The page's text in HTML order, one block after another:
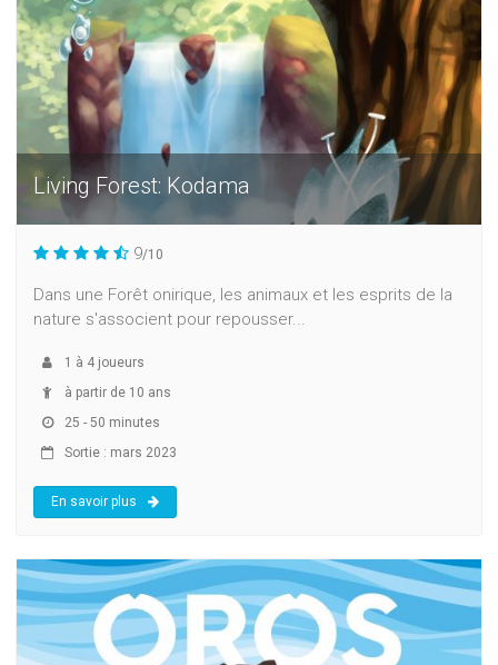
Living Forest: Kodama
9/10
Dans une Forêt onirique, les animaux et les esprits de la
nature s'associent pour repousser...
1 à 4 joueurs
à partir de 10 ans
25 - 50 minutes
Sortie : mars 2023
En savoir plus